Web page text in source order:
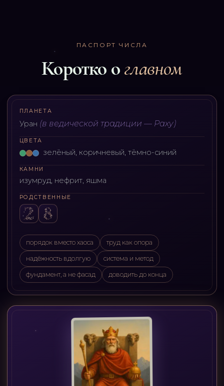
ПАСПОРТ ЧИСЛА
Коротко оглавном
ПЛАНЕТА
Уран (в ведической традиции — Раху)
ЦВЕТА
зелёный, коричневый, тёмно-синий
КАМНИ
изумруд, нефрит, яшма
РОДСТВЕННЫЕ
порядок вместо хаоса труд как опора
надёжность вдолгую система и метод
фундамент, а не фасад доводить до конца